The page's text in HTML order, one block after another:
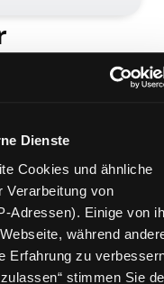
Dienste
Cookies und ähnliche
Verarbeitung von
Adressen). Einige von
während
Erfahrung zu
stimmen Sie
und der kleine
das Telefon
die Post ist da!